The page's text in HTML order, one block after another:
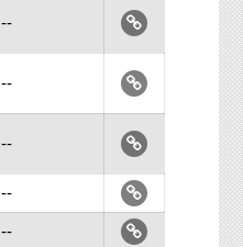
--
--
--
--
--